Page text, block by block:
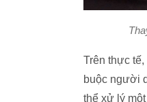
Trên thực
buộc người
thể xử lý